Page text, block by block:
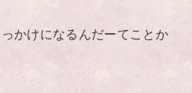
かけになるんだーてことか